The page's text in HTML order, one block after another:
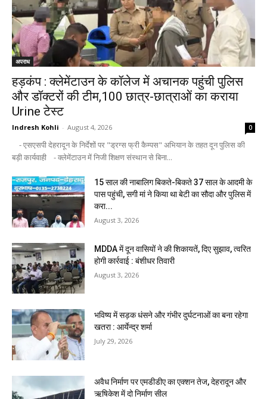
अपराध
हड़कंप : क्लेमेंटाउन के कॉलेज में अचानक पहुंची पुलिस
और डॉक्टरों की टीम,100 छात्र-छात्राओं का कराया
Urine टेस्ट
Indresh Kohli - August 4, 2026 0
- एसएसपी देहरादून के निर्देशों पर "ड्रग्स फ्री कैम्पस" अभियान के तहत दून पुलिस की
बड़ी कार्यवाही - क्लेमेंटाउन में निजी शिक्षण संस्थान से बिना...
15 साल की नाबालिग बिकते-बिकते 37 साल के आदमी के
पास पहुंची, सगी मां ने किया था बेटी का सौदा और पुलिस में
करा...
August 3, 2026
MDDA में दून वासियों ने की शिकायतें, दिए सुझाव, त्वरित
होगी कार्रवाई : बंशीधर तिवारी
August 3, 2026
भविष्य में सड़क धंसने और गंभीर दुर्घटनाओं का बना रहेगा
खतरा : आर्येन्द्र शर्मा
July 29, 2026
अवैध निर्माण पर एमडीडीए का एक्शन तेज, देहरादून और
ऋषिकेश में दो निर्माण सील